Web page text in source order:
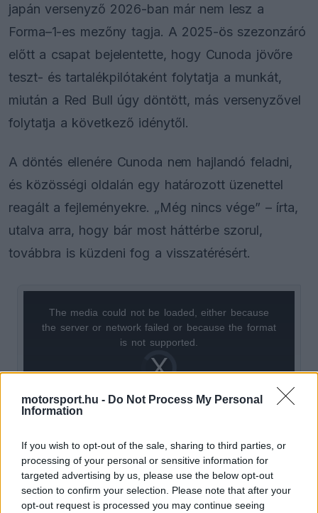
motorsport.hu - Do Not Process My Personal
Information
If you wish to opt-out of the sale, sharing to third parties, or
processing of your personal or sensitive information for
targeted advertising by us, please use the below opt-out
section to confirm your selection. Please note that after your
opt-out request is processed you may continue seeing
japán versenyző 2026-ban már nem lesz a
Forma–1-es mezőny tagja. A 2025-ös szezonzáró
előtt a csapat bejelentette, hogy Cunoda jövőre
teszt- és tartalékpilótaként folytatja a munkát,
miután a Red Bull úgy döntött, más versenyzővel
folytatja a következő idénytől.
A döntés ellenére Cunoda nem hajlandó feladni,
és közösségi oldalán egy határozott üzenettel
reagált a fejleményekre. „Még nincs vége” – írta,
utalva arra, hogy bár most háttérbe szorul,
továbbra is küzdeni fog a visszatérésért.
Video
Player
is
window.
The media could not be loaded, either because
the server or network failed or because the format
is not supported.
„Amikor megtudtam, hogy 2026-ban nem lesz
versenyzői ülésem, az nagyon nehéz pillanat volt